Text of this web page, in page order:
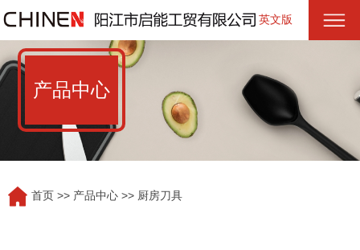
英文版
产品中心
首页 >> 产品中心 >> 厨房刀具